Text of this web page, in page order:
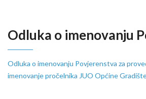
Odluka o imenovanju
Odluka o imenovanju Povjerenstva za
imenovanje pročelnika JUO Općine